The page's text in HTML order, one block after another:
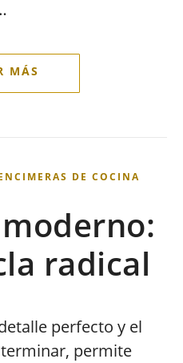
DE COCINA
radical
perfecto y el
permite